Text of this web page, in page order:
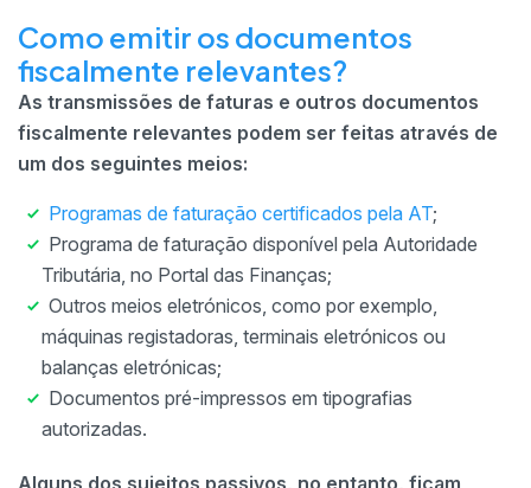
Como emitir os documentos
fiscalmente relevantes?
As transmissões de faturas e outros documentos
fiscalmente relevantes podem ser feitas através de
um dos seguintes meios:
Programas de faturação certificados pela AT;
Programa de faturação disponível pela Autoridade
Tributária, no Portal das Finanças;
Outros meios eletrónicos, como por exemplo,
máquinas registadoras, terminais eletrónicos ou
balanças eletrónicas;
Documentos pré-impressos em tipografias
autorizadas.
Alguns dos sujeitos passivos, no entanto, ficam